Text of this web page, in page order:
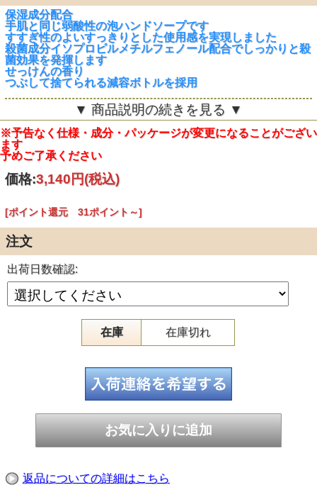
保湿成分配合
手肌と同じ弱酸性の泡ハンドソープです
すすぎ性のよいすっきりとした使用感を実現しました
殺菌成分イソプロピルメチルフェノール配合でしっかりと殺
菌効果を発揮します
せっけんの香り
つぶして捨てられる減容ボトルを採用
個装サイズ：78mmX185mmX78mm
個装重量：約590g
内容量：500mL
有効成分：イソプロピルメチルフェノール
その他の成分：ヤシ油脂肪酸アシルグルタミン酸TEA液、
PG、イソプロパノール、パラベン、エデト酸塩、DL-
PCA・Na液、香料
製造国：日本
発売元：株式会社アルボース
JANコード：4987010143292
▼ 商品説明の続きを見る ▼
※予告なく仕様・成分・パッケージが変更になることがござい
ます
予めご了承ください
価格:3,140円(税込)
[ポイント還元 31ポイント～]
注文
出荷日数確認:
在庫 在庫切れ
返品についての詳細はこちら